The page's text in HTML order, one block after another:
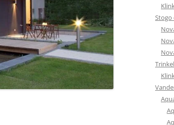
Stogo